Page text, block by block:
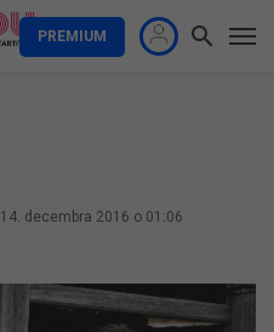
PREMIUM
14. decembra 2016 o 01:06